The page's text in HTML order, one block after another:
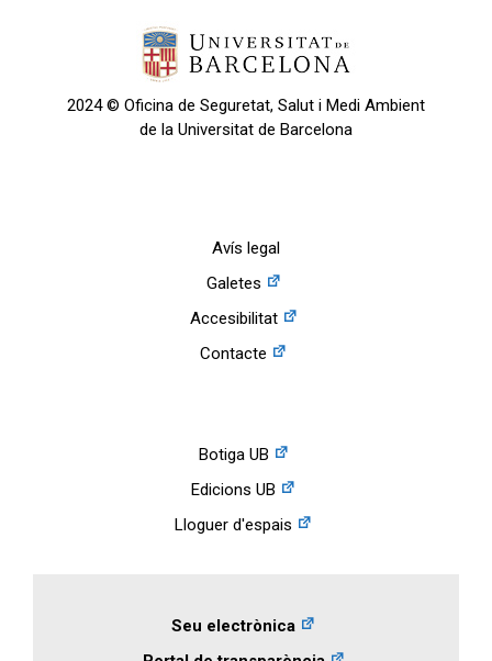
2024 © Oficina de Seguretat, Salut i Medi Ambient
de la Universitat de Barcelona
Avís legal
Galetes
Accesibilitat
Contacte
Botiga UB
Edicions UB
Lloguer d'espais
Seu electrònica